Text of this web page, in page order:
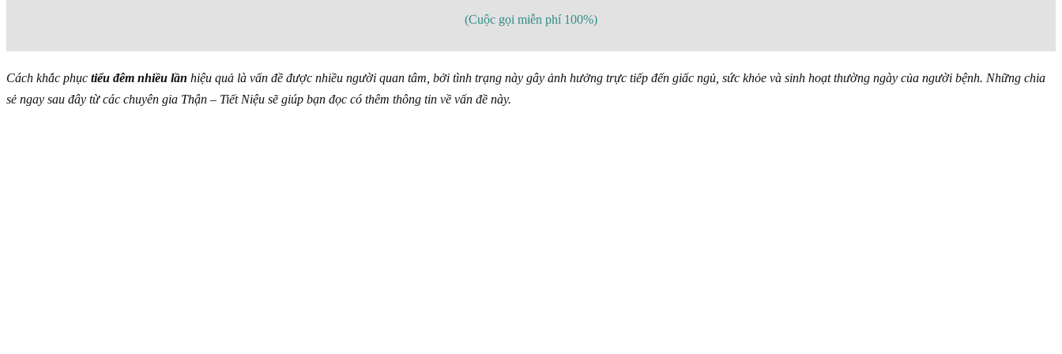
(Cuộc gọi miễn phí 100%)
Cách khắc phục tiểu đêm nhiều lần hiệu quả là vấn đề được nhiều người quan tâm, bởi tình trạng này gây ảnh hưởng trực tiếp đến giấc ngủ, sức khỏe và sinh hoạt thường ngày của người bệnh. Những chia
sẻ ngay sau đây từ các chuyên gia Thận – Tiết Niệu sẽ giúp bạn đọc có thêm thông tin về vấn đề này.